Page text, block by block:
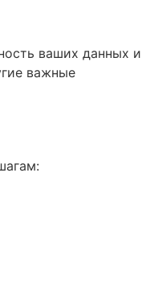
ваших данных и
важные